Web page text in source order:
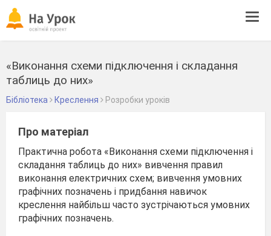
«Виконання схеми підключення і складання
таблиць до них»
Бібліотека Креслення Розробки уроків
Про матеріал
Практична робота «Виконання схеми підключення і
складання таблиць до них» вивчення правил
виконання електричних схем; вивчення умовних
графічних позначень і придбання навичок
креслення найбільш часто зустрічаються умовних
графічних позначень.